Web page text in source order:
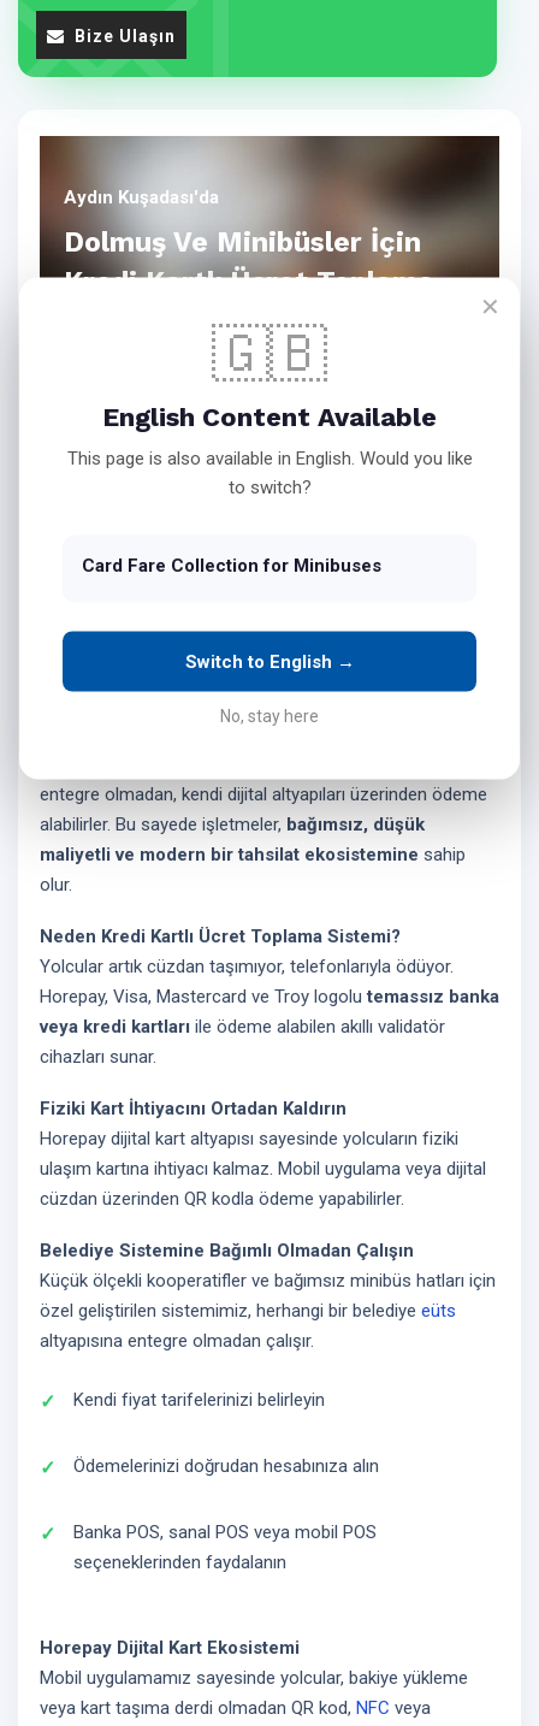
Bize Ulaşın
Aydın Kuşadası'da
Dolmuş Ve Minibüsler İçin
Kredi Kartlı Ücret Toplama
Dolmuş ve Minibüsler İçin Kredi Kartlı Ücret Toplama
Horepay’in geliştirdiği yeni nesilkredi kartlı ücret
Horepay ile Nakitsiz ve Entegresiz Tahsilat Dönemi
entegre olmadan, kendi dijital altyapıları üzerinden ödeme
alabilirler. Bu sayede işletmeler, bağımsız, düşük
maliyetli ve modern bir tahsilat ekosistemine sahip
olur.
Neden Kredi Kartlı Ücret Toplama Sistemi?
Yolcular artık cüzdan taşımıyor, telefonlarıyla ödüyor.
Horepay, Visa, Mastercard ve Troy logolutemassız banka
veya kredi kartları ile ödeme alabilen akıllı validatör
cihazları sunar.
Fiziki Kart İhtiyacını Ortadan Kaldırın
Horepay dijital kart altyapısı sayesinde yolcuların fiziki
ulaşım kartına ihtiyacı kalmaz. Mobil uygulama veya dijital
cüzdan üzerinden QR kodla ödeme yapabilirler.
Belediye Sistemine Bağımlı Olmadan Çalışın
Küçük ölçekli kooperatifler ve bağımsız minibüs hatları için
özel geliştirilen sistemimiz, herhangi bir belediye eüts
altyapısına entegre olmadan çalışır.
Kendi fiyat tarifelerinizi belirleyin
Ödemelerinizi doğrudan hesabınıza alın
Banka POS, sanal POS veya mobil POS
seçeneklerinden faydalanın
Horepay Dijital Kart Ekosistemi
Mobil uygulamamız sayesinde yolcular, bakiye yükleme
veya kart taşıma derdi olmadan QR kod, NFC veya
✕
🇬🇧
English Content Available
This page is also available in English. Would you like
to switch?
Card Fare Collection for Minibuses
Switch to English →
No, stay here